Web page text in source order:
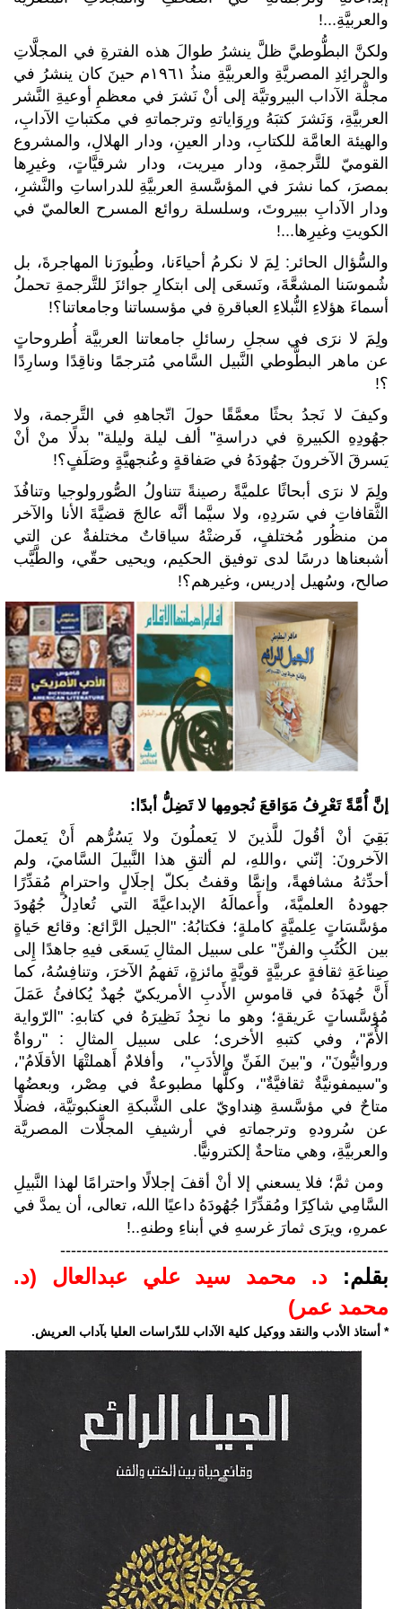
والعربيَّةِ...!
ولكنَّ البطُّوطيَّ ظلَّ ينشرُ طوالَ هذه الفترةِ في المجلَّاتِ
والجرائِدِ المصريَّةِ والعربيَّةِ منذُ ١٩٦١م حينَ كان ينشرُ في
مجلَّة الآداب البيروتيَّة إلى أنْ نَشرَ في معظمِ أوعيةِ النَّشر
العربيَّةِ، وَنَشرَ كتبَهُ ورِوَاياتهِ وترجماتهِ في مكتباتِ الآدابِ،
والهيئة العامَّة للكتابِ، ودار العينِ، ودار الهلالِ، والمشروع
القوميّ للتَّرجمةِ، ودار ميريت، ودار شرقيَّاتٍ، وغيرِها
بمصرَ، كما نشرَ في المؤسَّسةِ العربيَّةِ للدراساتِ والنَّشرِ،
ودار الآدابِ ببيروتَ، وسلسلة روائع المسرح العالميّ في
الكويتِ وغيرِها...!
والسُّؤال الحائر: لِمَ لا نكرمُ أحياءَنا، وطُيورَنا المهاجرةَ، بل
شُموسَنا المشعَّةَ، ونَسعَى إلى ابتكارِ جوائزَ للتَّرجمةِ تحملُ
أسماءَ هؤلاءِ النُّبلاءِ العباقرةِ في مؤسساتنا وجامعاتنا؟!
ولِمَ لا نرَى في سجلِ رسائلِ جامعاتنا العربيَّة أُطروحاتٍ
عن ماهر البطُّوطي النَّبيل السَّامي مُترجمًا وناقِدًا وسارِدًا
؟!
وكيفَ لا نَجدُ بحثًا معمَّقًا حولَ اتّجاههِ في التَّرجمة، ولا
جهُودِهِ الكبيرةِ في دراسةِ" ألف ليلة وليلة" بدلًا منْ أنْ
يَسرقَ الآخرونَ جهُودَهُ في صَفاقةٍ وعُنجهيَّةٍ وصَلَفٍ؟!
ولِمَ لا نرَى أبحاثًا علميَّةً رصينةً تتناولُ الصُّورولوجيا وتنافُذَ
الثَّقافاتِ في سَردِهِ، ولا سيَّما أنَّه عالجَ قضيَّةَ الأنا والآخر
من منظُور مُختلفٍ، فَرضتْهُ سياقاتٌ مختلفةٌ عن التي
أشبعناها درسًا لدى توفيق الحكيم، ويحيى حقّي، والطَّيَّب
صالح، وسُهيل إدريس، وغيرهم؟!
إنَّ أُمَّةً تَعْرِفُ مَوَاقعَ نُجومِها لا تَضِلُّ أبدًا:
بَقِيَ أنْ أقُولَ للَّذينَ لا يَعملُونَ ولا يَسُرُّهم أَنْ يَعملَ
الآخرونَ: إنّني ،واللهِ، لم ألتقِ هذا النَّبيلَ السَّاميَ، ولم
أحدِّثهُ مشافهةً، وإنمَّا وقفتُ بكلّ إجلَالٍ واحترامٍ مُقدِّرًا
جهودهُ العلميَّةَ، وأَعمالَهُ الإبداعيَّةَ التي تُعادِلُ جُهُودَ
مؤسَّسَاتٍ عِلميَّةٍ كاملةٍ؛ فكتابُهُ: "الجيل الرَّائع: وقائع حَياةٍ
بين الكُتُبِ والفنِّ" على سبيل المثالِ يَسعَى فيهِ جاهدًا إِلى
صِناعَةِ ثقافةٍ عربيَّةٍ قويَّةٍ مائزةٍ، تَفهمُ الآخرَ، وتنافِسُهُ، كما
أَنَّ جُهدَهُ في قاموسِ الأَدبِ الأمريكيّ جُهدٌ يُكافئُ عَمَلَ
مُؤسَّساتٍ عَريقةٍ؛ وهو ما نجِدُ نَظِيرَهُ في كتابهِ: "الرّواية
الأُمّ"، وفي كتبهِ الأخرى؛ على سبيل المثالِ : "رواةٌ
وروائيُّونَ"، و"بينَ الفَنِّ والأدَبِ"، وأفلامٌ أَهملتْهَا الأقلَامُ"،
و"سيمفونيَّةٌ ثقافيَّةٌ"، وكلُّها مطبوعةٌ في مِصْر، وبعضُها
متاحٌ في مؤسَّسةِ هِنداويّ على الشَّبكةِ العنكبوتيَّة، فضلًا
عن سُرودهِ وترجماتهِ في أرشيفِ المجلَّات المصريَّة
والعربيَّةِ، وهي متاحةٌ إلكترونيًّا.
ومن ثمَّ؛ فلا يسعني إلا أنْ أقفَ إجلالًا واحترامًا لهذا النَّبيلِ
السَّامِي شاكِرًا ومُقدِّرًا جُهُودَهُ داعيًا الله، تعالى، أن يمدَّ في
عمرهِ، ويرَى ثمارَ غرسهِ في أبناءِ وطنهِ..!
-------------------------------------------------------------
بقلم: د. محمد سيد علي عبدالعال (د.
محمد عمر)
* أستاذ الأدب والنقد ووكيل كلية الآداب للدّراسات العليا بآداب العريش.